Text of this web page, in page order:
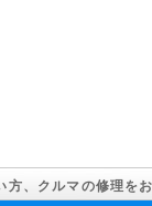
、クルマの修理を